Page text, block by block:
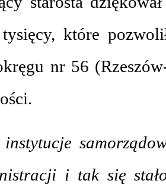
które
nr 56
instytucje
i tak się